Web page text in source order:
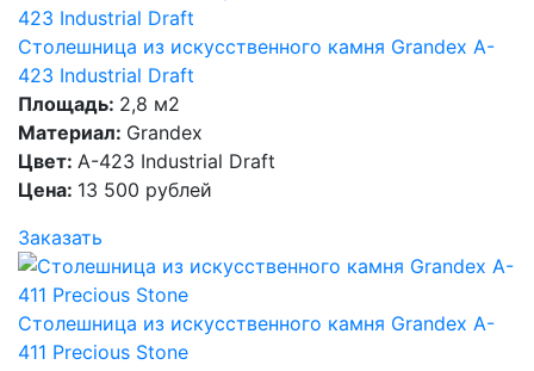
Столешница из искусственного камня Grandex A-
423 Industrial Draft
Площадь: 2,8 м2
Материал: Grandex
Цвет: A-423 Industrial Draft
Цена: 13 500 рублей
Заказать
Столешница из искусственного камня Grandex A-
411 Precious Stone